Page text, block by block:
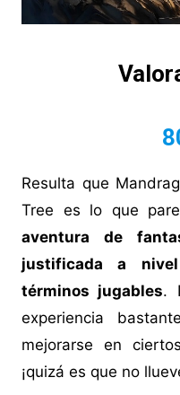
Resulta que
Tree es lo que
aventura de
justificada a
términos jugables.
experiencia
mejorarse en
¡quizá es que no